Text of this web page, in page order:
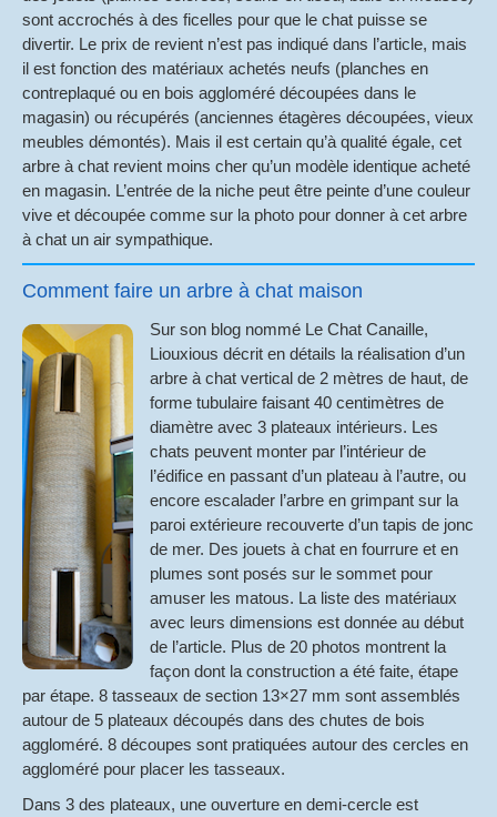
sont accrochés à des ficelles pour que le chat puisse se
divertir. Le prix de revient n’est pas indiqué dans l’article, mais
il est fonction des matériaux achetés neufs (planches en
contreplaqué ou en bois aggloméré découpées dans le
magasin) ou récupérés (anciennes étagères découpées, vieux
meubles démontés). Mais il est certain qu’à qualité égale, cet
arbre à chat revient moins cher qu’un modèle identique acheté
en magasin. L’entrée de la niche peut être peinte d’une couleur
vive et découpée comme sur la photo pour donner à cet arbre
à chat un air sympathique.
Comment faire un arbre à chat maison
Sur son blog nommé Le Chat Canaille,
Liouxious décrit en détails la réalisation d’un
arbre à chat vertical de 2 mètres de haut, de
forme tubulaire faisant 40 centimètres de
diamètre avec 3 plateaux intérieurs. Les
chats peuvent monter par l’intérieur de
l’édifice en passant d’un plateau à l’autre, ou
encore escalader l’arbre en grimpant sur la
paroi extérieure recouverte d’un tapis de jonc
de mer. Des jouets à chat en fourrure et en
plumes sont posés sur le sommet pour
amuser les matous. La liste des matériaux
avec leurs dimensions est donnée au début
de l’article. Plus de 20 photos montrent la
façon dont la construction a été faite, étape
par étape. 8 tasseaux de section 13×27 mm sont assemblés
autour de 5 plateaux découpés dans des chutes de bois
aggloméré. 8 découpes sont pratiquées autour des cercles en
aggloméré pour placer les tasseaux.
Dans 3 des plateaux, une ouverture en demi-cercle est